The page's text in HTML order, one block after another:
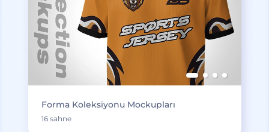
Forma Koleksiyonu Mockupları
16 sahne